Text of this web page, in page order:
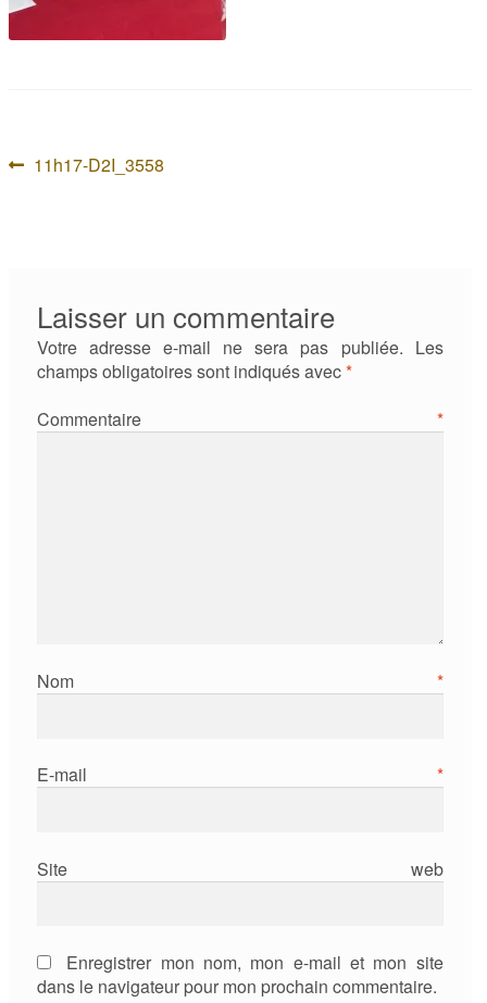
Navigation
Article
11h17-D2I_3558
Laisser un commentaire
Votre adresse e-mail ne sera pas publiée. Les
champs obligatoires sont indiqués avec*
Commentaire *
Nom *
E-mail *
Site web
Enregistrer mon nom, mon e-mail et mon site
dans le navigateur pour mon prochain commentaire.